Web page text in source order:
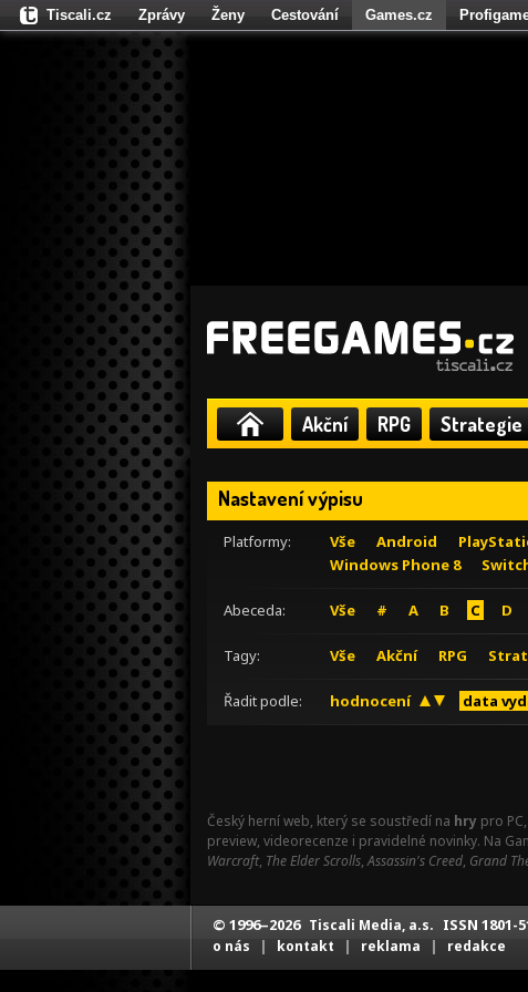
Akční RPG Strategie
Nastavení výpisu
Platformy: Vše Android
Windows Phone 8
Abeceda: Vše # A B C D
Tagy: Vše Akční RPG
Řadit podle: hodnocení data
Český herní web, který se soustředí na hry pro
preview, videorecenze i pravidelné novinky. Na
Warcraft, The Elder Scrolls,Assassin's Creed, Grand
Tiscali.cz Zprávy Ženy Cestování Games.cz
Fights.cz
© 1996–2026 Tiscali Media, a.s. ISSN 1801-
o nás | kontakt | reklama | redakce